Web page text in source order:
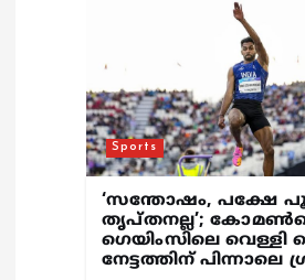
Sports
‘സന്തോഷം, പക്ഷേ
തൃപ്തനല്ല’;
ഗെയിംസിലെ
നേട്ടത്തിന് പിന്നാലെ